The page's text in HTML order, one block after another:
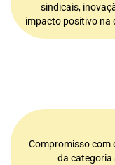
sindicais,
impacto positivo na
Compromisso com
da categoria